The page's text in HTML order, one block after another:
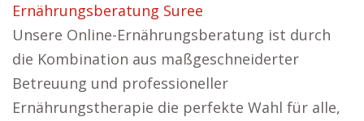
Ernährungsberatung Suree
Unsere Online-Ernährungsberatung ist durch
die Kombination aus maßgeschneiderter
Betreuung und professioneller
Ernährungstherapie die perfekte Wahl für alle,